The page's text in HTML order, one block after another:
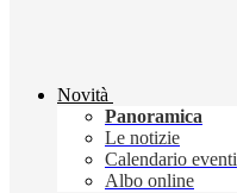
Novità
Panoramica
Le notizie
Calendario eventi
Albo online